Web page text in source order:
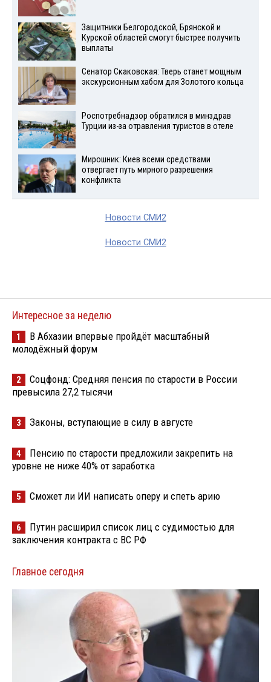
Защитники Белгородской, Брянской и
Курской областей смогут быстрее получить
выплаты
Сенатор Скаковская: Тверь станет мощным
экскурсионным хабом для Золотого кольца
Роспотребнадзор обратился в минздрав
Турции из-за отравления туристов в отеле
Мирошник: Киев всеми средствами
отвергает путь мирного разрешения
конфликта
Новости СМИ2
Новости СМИ2
Интересное за неделю
1
В Абхазии впервые пройдёт масштабный
молодёжный форум
2
Соцфонд: Средняя пенсия по старости в России
превысила 27,2 тысячи
3 Законы, вступающие в силу в августе
4
Пенсию по старости предложили закрепить на
уровне не ниже 40% от заработка
5 Сможет ли ИИ написать оперу и спеть арию
6
Путин расширил список лиц с судимостью для
заключения контракта с ВС РФ
Главное сегодня